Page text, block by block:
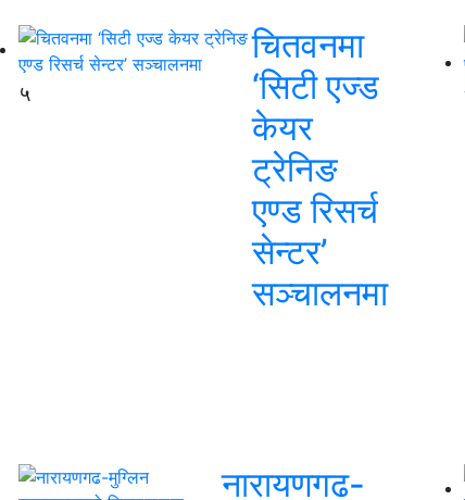
५
चितवनमा
‘सिटी एज्ड
केयर
ट्रेनिङ
एण्ड रिसर्च
सेन्टर’
सञ्चालनमा
नारायणगढ-